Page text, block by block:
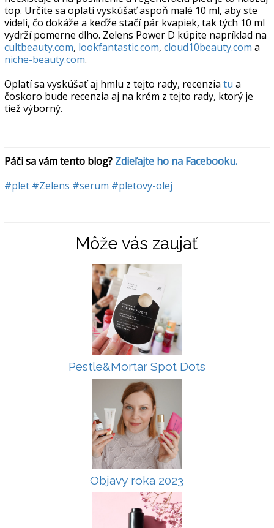
top. Určite sa oplatí vyskúšať aspoň malé 10 ml, aby ste
videli, čo dokáže a keďže stačí pár kvapiek, tak tých 10 ml
vydrží pomerne dlho. Zelens Power D kúpite napríklad na
cultbeauty.com, lookfantastic.com, cloud10beauty.com a
niche-beauty.com.
Oplatí sa vyskúšať aj hmlu z tejto rady, recenzia tu a
čoskoro bude recenzia aj na krém z tejto rady, ktorý je
tiež výborný.
Páči sa vám tento blog? Zdieľajte ho na Facebooku.
#plet #Zelens #serum #pletovy-olej
Môže vás zaujať
Pestle&Mortar Spot Dots
Objavy roka 2023